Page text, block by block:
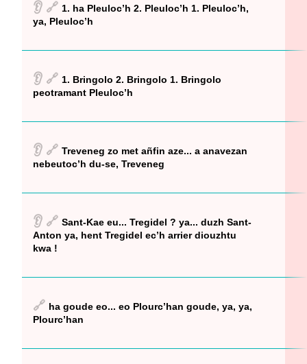
👂 🔗 1. ha Pleuloc’h 2. Pleuloc’h 1. Pleuloc’h,
ya, Pleuloc’h
👂 🔗 1. Bringolo 2. Bringolo 1. Bringolo
peotramant Pleuloc’h
👂 🔗 Treveneg zo met añfin aze... a anavezan
nebeutoc’h du-se, Treveneg
👂 🔗 Sant-Kae eu... Tregidel ? ya... duzh Sant-
Anton ya, hent Tregidel ec’h arrier diouzhtu
kwa !
🔗 ha goude eo... eo Plourc’han goude, ya, ya,
Plourc’han